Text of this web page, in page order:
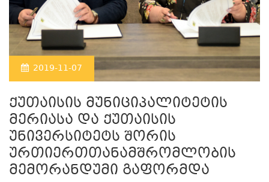
2019-11-07
ქუთაისის მუნიციპალიტეტის
მერიასა და ქუთაისის
უნივერსიტეტს შორის
ურთიერთთანამშრომლობის
მემორანდუმი გაფორმდა